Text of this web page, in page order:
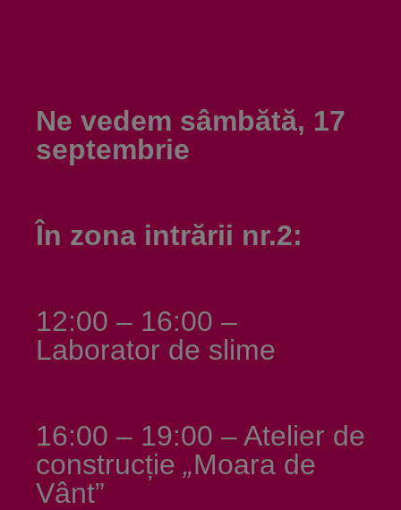
Ne vedem sâmbătă, 17
septembrie
În zona intrării nr.2:
12:00 – 16:00 –
Laborator de slime
16:00 – 19:00 – Atelier de
construcție „Moara de
Vânt”